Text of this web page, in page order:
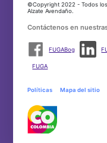
©Copyright 2022 - Todos
Alzate Avendaño.
Contáctenos en
FUGABog
FUGA
Políticas Mapa del sitio